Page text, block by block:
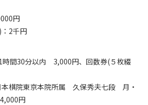
円
2千円
時間30分以内 3,000円、回数券(５枚綴
本棋院東京本院所属 久保秀夫七段 月・
円